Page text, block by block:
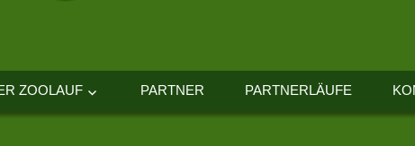
ZOOLAUF PARTNER PARTNERLÄUFE